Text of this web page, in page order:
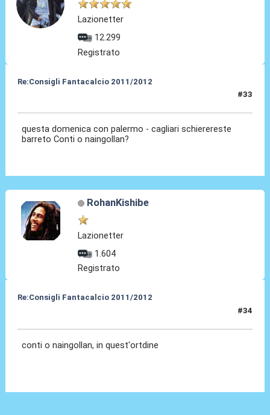
Lazionetter
12.299
Registrato
Re:Consigli Fantacalcio 2011/2012
#33
questa domenica con palermo - cagliari schierereste
barreto Conti o naingollan?
RohanKishibe
Lazionetter
1.604
Registrato
Re:Consigli Fantacalcio 2011/2012
#34
conti o naingollan, in quest'ortdine